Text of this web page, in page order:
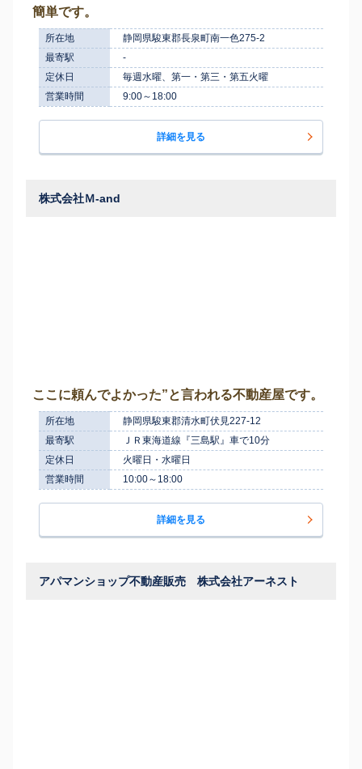
簡単です。
所在地
静岡県駿東郡長泉町南一色275-2
最寄駅
-
定休日
毎週水曜、第一・第三・第五火曜
営業時間
9:00～18:00
詳細を見る
株式会社Ｍ-and
ここに頼んでよかった”と言われる不動産屋です。
所在地
静岡県駿東郡清水町伏見227-12
最寄駅
ＪＲ東海道線『三島駅』車で10分
定休日
火曜日・水曜日
営業時間
10:00～18:00
詳細を見る
アパマンショップ不動産販売 株式会社アーネスト